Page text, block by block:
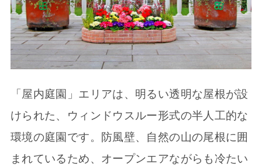
「屋内庭園」エリアは、明るい透明な屋根が設
けられた、ウィンドウスルー形式の半人工的な
環境の庭園です。防風壁、自然の山の尾根に囲
まれているため、オープンエアながらも冷たい